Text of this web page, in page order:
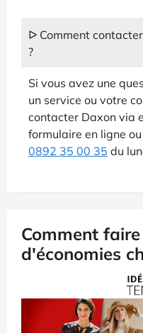
ᐅ Comment
?
Si vous avez une
un service ou votre
contacter Daxon via
formulaire en ligne
0892 35 00 35 du
Comment
d'économies